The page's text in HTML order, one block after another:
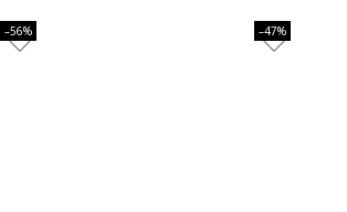
–56% –47%